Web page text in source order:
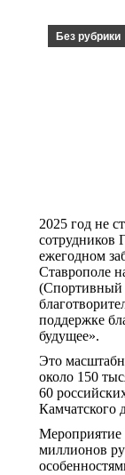
Без рубрики
2025 год не
сотрудников
ежегодном
Ставрополе
(Спортивный
поддержке
будущее».
Это
около 150
60
Камчатского
Мероприятие
миллионов